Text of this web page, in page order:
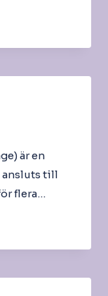
är en
ansluts till
flera…